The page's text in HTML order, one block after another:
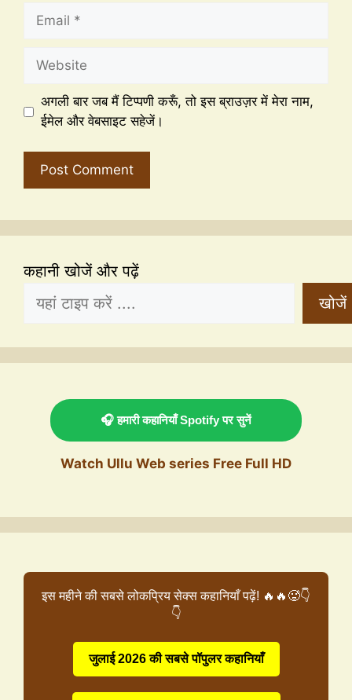
अगली बार जब मैं टिप्पणी करूँ, तो इस ब्राउज़र में मेरा नाम,
ईमेल और वेबसाइट सहेजें।
कहानी खोजें और पढ़ें
खोजें
🎧 हमारी कहानियाँ Spotify पर सुनें
Watch Ullu Web series Free Full HD
इस महीने की सबसे लोकप्रिय सेक्स कहानियाँ पढ़ें! 🔥🔥🥵👇
👇
जुलाई 2026 की सबसे पॉपुलर कहानियाँ